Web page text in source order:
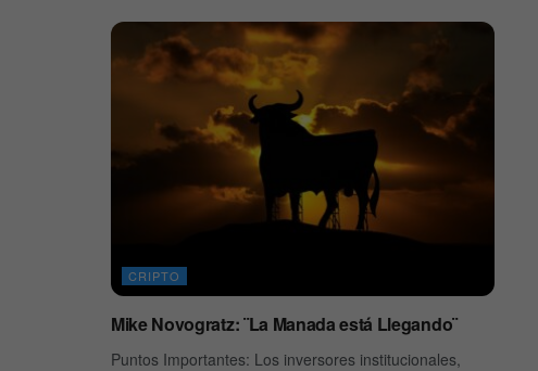
CRIPTO
Mike Novogratz: ¨La Manada está Llegando¨
Puntos Importantes: Los inversores institucionales,